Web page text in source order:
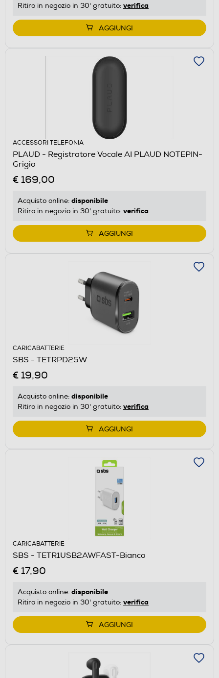
Ritiro in negozio in 30' gratuito: verifica
AGGIUNGI
ACCESSORI TELEFONIA
PLAUD - Registratore Vocale AI PLAUD NOTEPIN-
Grigio
€ 169,00
Acquisto online: disponibile
Ritiro in negozio in 30' gratuito: verifica
AGGIUNGI
CARICABATTERIE
SBS - TETRPD25W
€ 19,90
Acquisto online: disponibile
Ritiro in negozio in 30' gratuito: verifica
AGGIUNGI
CARICABATTERIE
SBS - TETR1USB2AWFAST-Bianco
€ 17,90
Acquisto online: disponibile
Ritiro in negozio in 30' gratuito: verifica
AGGIUNGI